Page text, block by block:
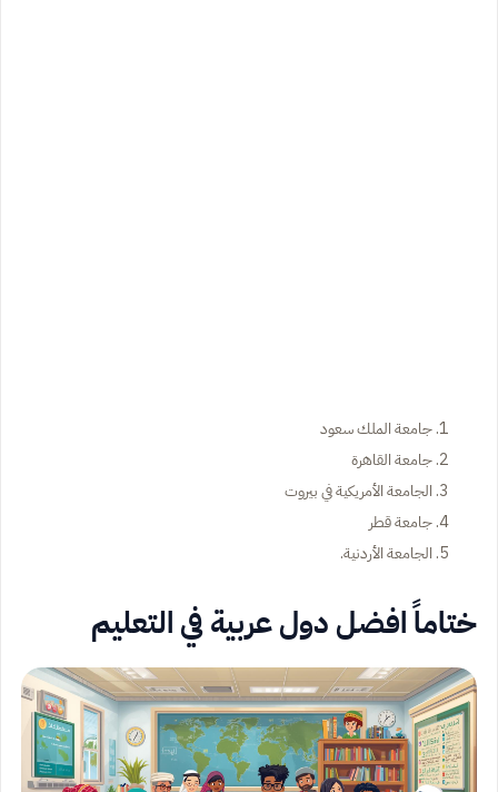
جامعة الملك سعود
جامعة القاهرة
الجامعة الأمريكية في بيروت
جامعة قطر
الجامعة الأردنية.
ختاماً افضل دول عربية في التعليم